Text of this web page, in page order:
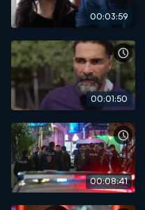
00:03:59
00:01:50
00:08:41